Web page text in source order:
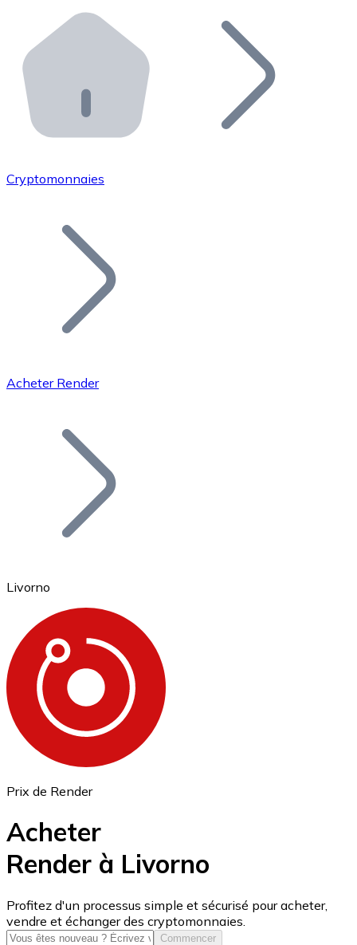
Distributeurs automatiques Bitnovo
Intégrez un ATM Bitnovo dans votre entreprise et
API Bitnovo
Intégrez notre API dans votre écosystème.
Rejoignez notre réseau de distributeurs et
Ajoutez le token de votre projet à notre service
Bitcoin
Ethereum
ETH
USD Coin
USDC
Cryptomonnaies
Acheter Render
Livorno
Prix de Render
Acheter
Render à Livorno
Profitez d'un processus simple et sécurisé pour acheter,
vendre et échanger des cryptomonnaies.
Commencer